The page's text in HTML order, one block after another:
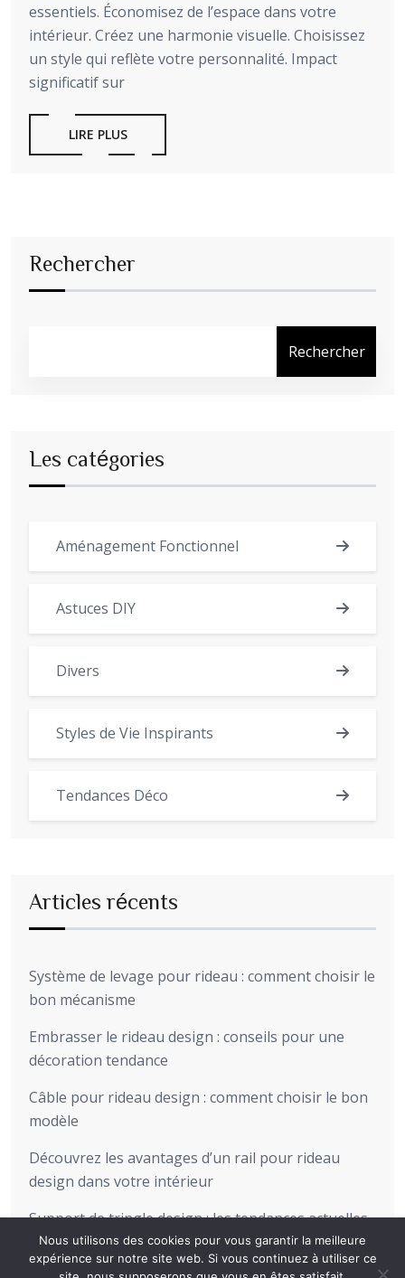
essentiels. Économisez de l’espace dans votre
intérieur. Créez une harmonie visuelle. Choisissez
un style qui reflète votre personnalité. Impact
significatif sur
LIRE PLUS
Rechercher
Rechercher
Les catégories
Aménagement Fonctionnel
Astuces DIY
Divers
Styles de Vie Inspirants
Tendances Déco
Articles récents
Système de levage pour rideau : comment choisir le
bon mécanisme
Embrasser le rideau design : conseils pour une
décoration tendance
Câble pour rideau design : comment choisir le bon
modèle
Découvrez les avantages d’un rail pour rideau
design dans votre intérieur
Support de tringle design : les tendances actuelles
pour sublimer votre intérieur
Nous utilisons des cookies pour vous garantir la meilleure
expérience sur notre site web. Si vous continuez à utiliser ce